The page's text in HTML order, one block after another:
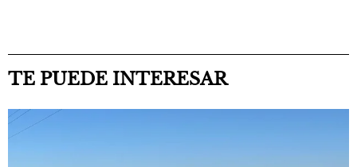
TE PUEDE INTERESAR